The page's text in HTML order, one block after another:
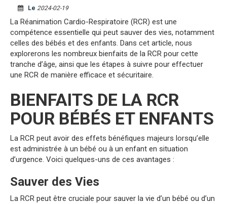
Le 2024-02-19
La Réanimation Cardio-Respiratoire (RCR) est une
compétence essentielle qui peut sauver des vies, notamment
celles des bébés et des enfants. Dans cet article, nous
explorerons les nombreux bienfaits de la RCR pour cette
tranche d’âge, ainsi que les étapes à suivre pour effectuer
une RCR de manière efficace et sécuritaire.
BIENFAITS DE LA RCR
POUR BÉBÉS ET ENFANTS
La RCR peut avoir des effets bénéfiques majeurs lorsqu’elle
est administrée à un bébé ou à un enfant en situation
d’urgence. Voici quelques-uns de ces avantages :
Sauver des Vies
La RCR peut être cruciale pour sauver la vie d’un bébé ou d’un